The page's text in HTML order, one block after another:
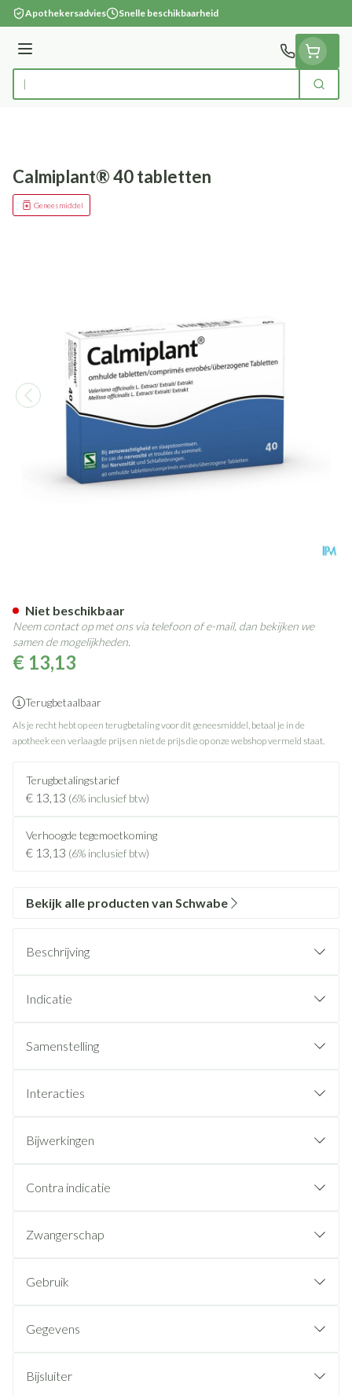
Ga naar de inhoud
Apothekersadvies Snelle beschikbaarheid
Menu
Product, merk, categorie... Zoek
Calmiplant® 40 tabletten
Geneesmiddel
€ 13,13
Terugbetaalbaar
Als je recht hebt op een terugbetaling voor dit geneesmiddel, betaal je in de
apotheek een verlaagde prijs en niet de prijs die op onze webshop vermeld staat.
Terugbetalingstarief
€ 13,13 (6% inclusief btw)
Verhoogde tegemoetkoming
€ 13,13 (6% inclusief btw)
Niet beschikbaar
Neem contact op met ons via telefoon of e-mail, dan bekijken we
samen de mogelijkheden.
Bekijk alle producten van Schwabe
Beschrijving
Indicatie
Samenstelling
Interacties
Bijwerkingen
Contra indicatie
Zwangerschap
Gebruik
Gegevens
Bijsluiter